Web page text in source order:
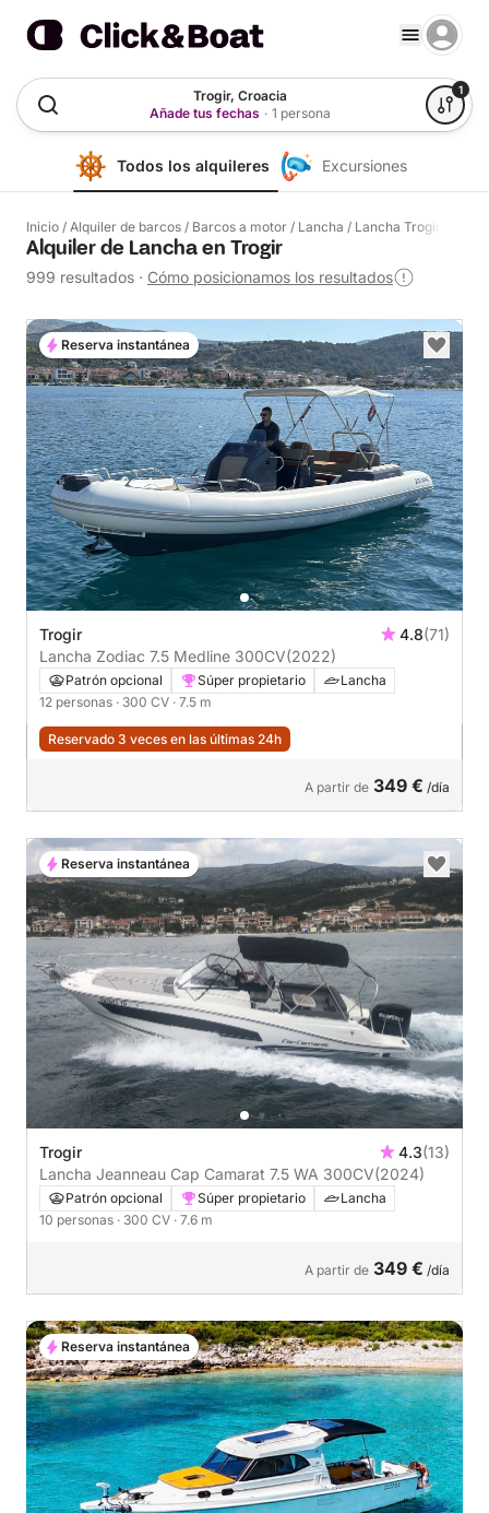
Trogir, Croacia
Añade tus fechas · 1 persona
1
Todos los alquileres Excursiones
Inicio / Alquiler de barcos / Barcos a motor / Lancha / Lancha Trogir
Alquiler de Lancha en Trogir
999 resultados · Cómo posicionamos los resultados
Trogir 4.8(71)
Lancha Zodiac 7.5 Medline 300CV(2022)
Patrón opcional Súper propietario
Lancha
12 personas · 300 CV · 7.5 m
Reservado 3 veces en las últimas 24h
A partir de 349 € /día
Reserva instantánea
Trogir 4.3(13)
Lancha Jeanneau Cap Camarat 7.5 WA 300CV(2024)
Patrón opcional Súper propietario
Lancha
10 personas · 300 CV · 7.6 m
A partir de 349 € /día
Reserva instantánea
Reserva instantánea